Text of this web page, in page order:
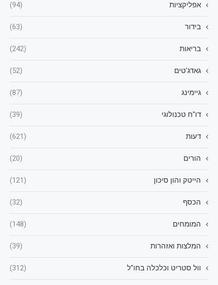
אפליקציות (94)
בידור (63)
בריאות (242)
גאדג'טים (52)
גיימינג (87)
דו"ח טכנולוגי (39)
דעות (621)
הורים (20)
הייטק והון סיכון (121)
הכסף (32)
המומחים (148)
המלצות ואזהרות (39)
וול סטריט וכלכלה בחו"ל (312)